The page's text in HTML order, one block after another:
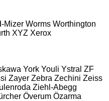
Mizer Worms Worthington
XYZ Xerox
York Youli Ystral ZF
Zayer Zebra Zechini Zeiss
Ziehl-Abegg
Överum Özarma